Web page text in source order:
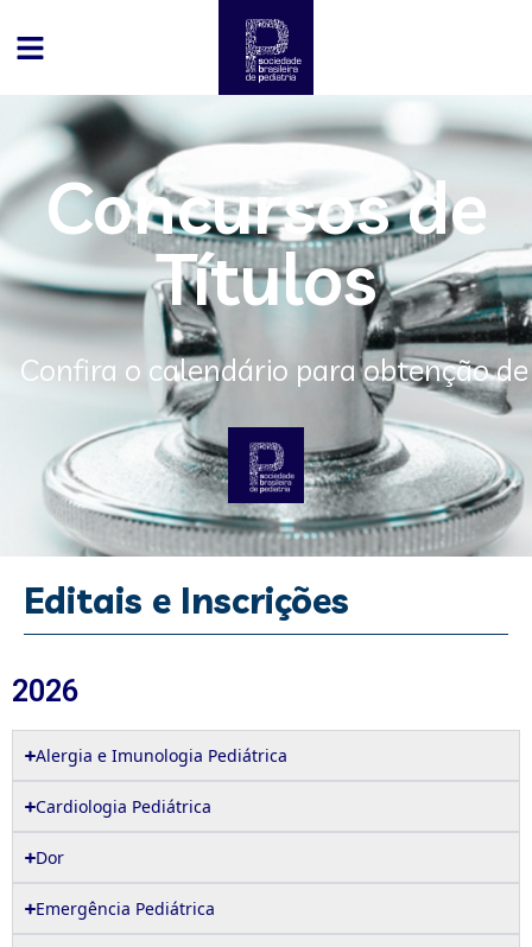
Concursos de
Títulos
Confira o calendário para obtenção
Editais e Inscrições
2026
Alergia e Imunologia Pediátrica
Cardiologia Pediátrica
Dor
Emergência Pediátrica